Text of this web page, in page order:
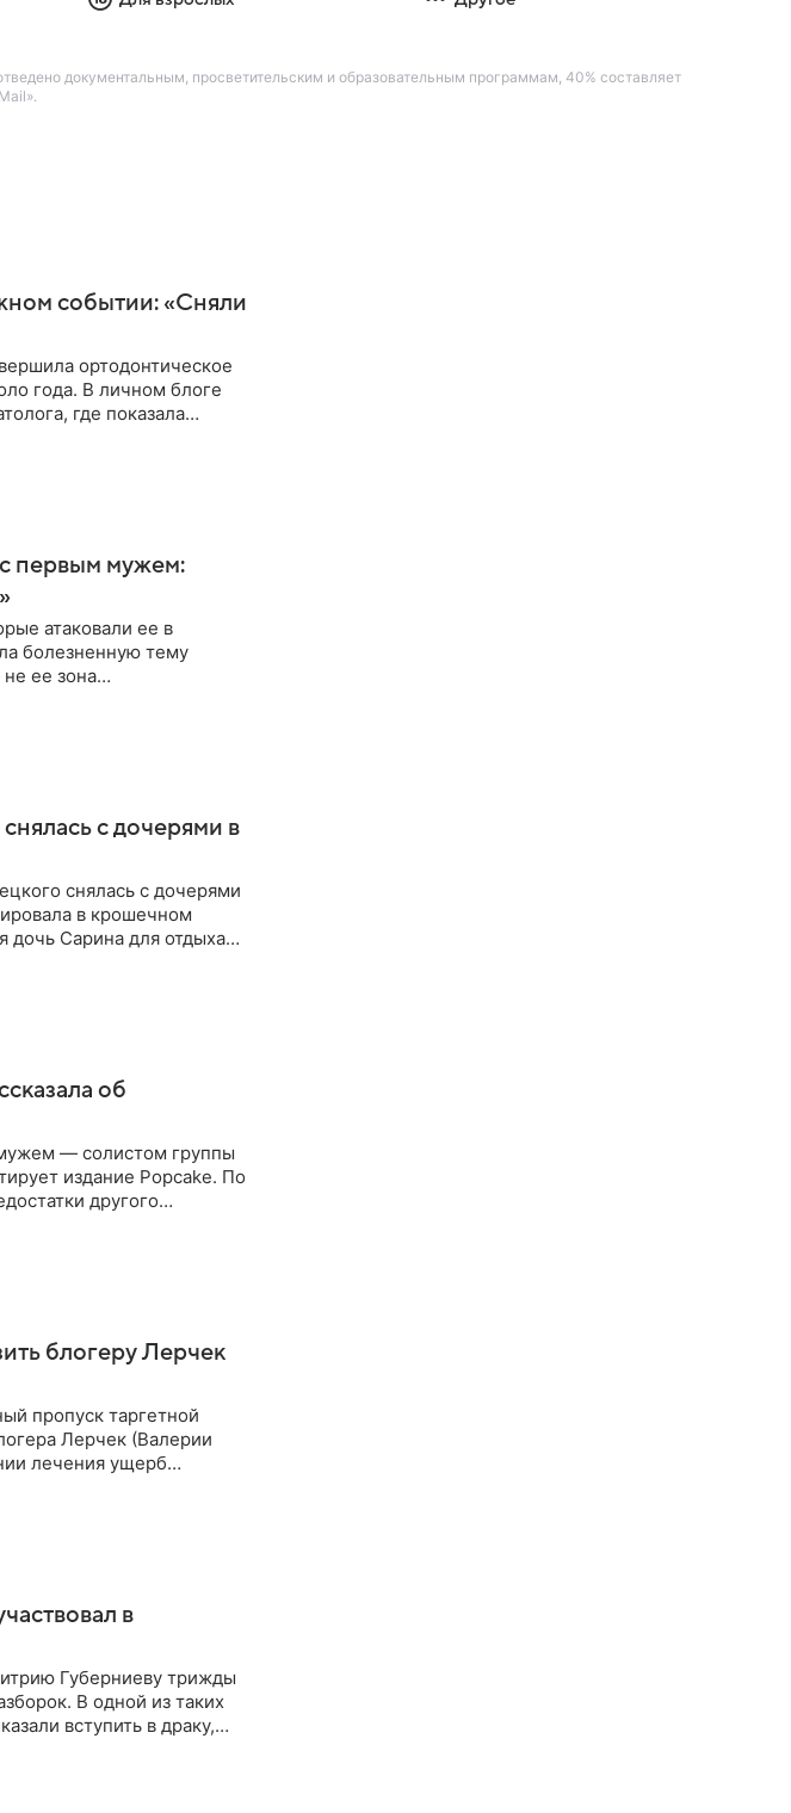
документальным, просветительским и образовательным программам, 40% составляет
событии: «Сняли
ортодонтическое
года. В личном блоге
где показала
первым мужем:
атаковали ее в
болезненную тему
ее зона
с дочерями в
снялась с дочерями
в крошечном
дочь Сарина для отдыха
об
— солистом группы
издание Popcake. По
другого
блогеру Лерчек
пропуск таргетной
Лерчек (Валерии
лечения ущерб
в
Губерниеву трижды
В одной из таких
вступить в драку,